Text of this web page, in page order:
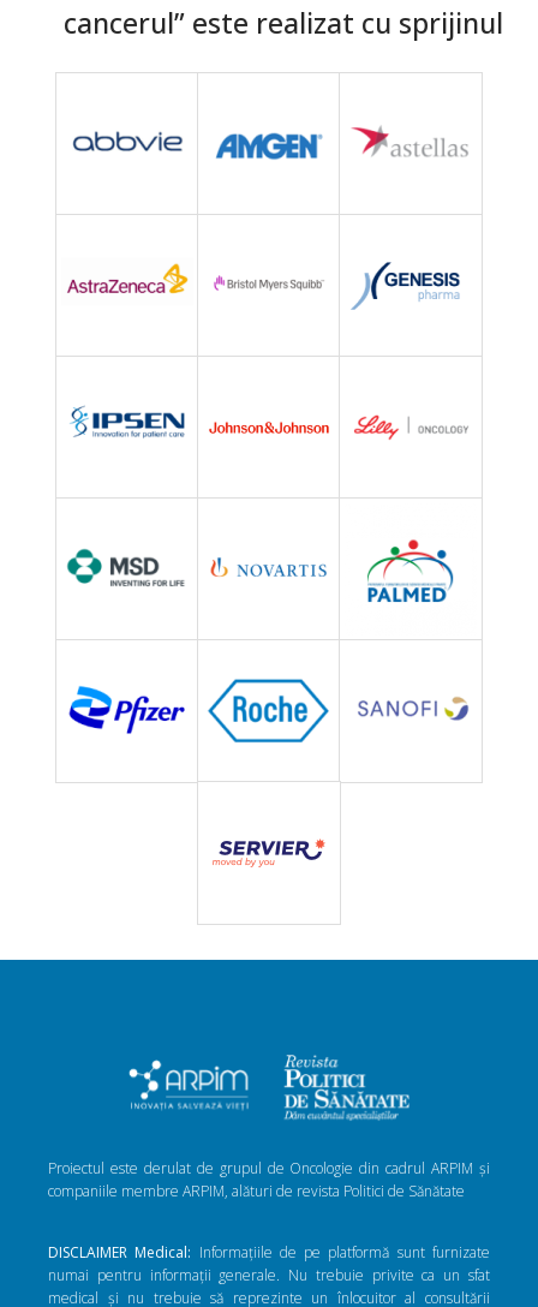
cancerul” este realizat cu sprijinul
Proiectul este derulat de grupul de Oncologie din cadrul ARPIM și
companiile membre ARPIM, alături de revista Politici de Sănătate
DISCLAIMER Medical: Informațiile de pe platformă sunt furnizate
numai pentru informații generale. Nu trebuie privite ca un sfat
medical și nu trebuie să reprezinte un înlocuitor al consultării